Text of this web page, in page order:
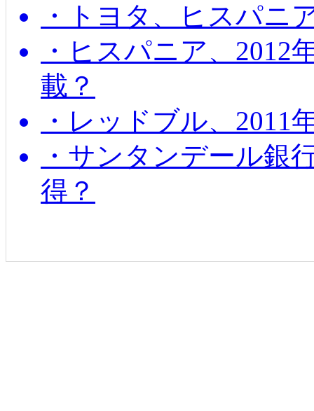
・トヨタ、ヒスパニ
・ヒスパニア、2012
載？
・レッドブル、2011
・サンタンデール銀
得？